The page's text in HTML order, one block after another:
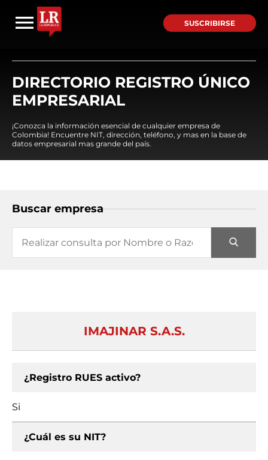
SUSCRIBIRSE
DIRECTORIO REGISTRO ÚNICO
EMPRESARIAL
¡Conozca la información esencial de cualquier empresa de
Colombia! Encuentre NIT, dirección, teléfono, y mas en la base de
datos empresarial mas grande del país.
Buscar empresa
IMAJINAR S.A.S.
¿Registro RUES activo?
Si
¿Cuál es su NIT?